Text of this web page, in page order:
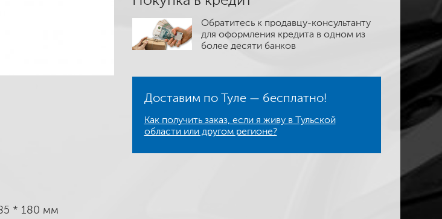
* 180 мм
Обратитесь к продавцу-консультанту
для оформления кредита в одном из
более десяти банков
Доставим по Туле — бесплатно!
Как получить заказ, если я живу в Тульской
области или другом регионе?